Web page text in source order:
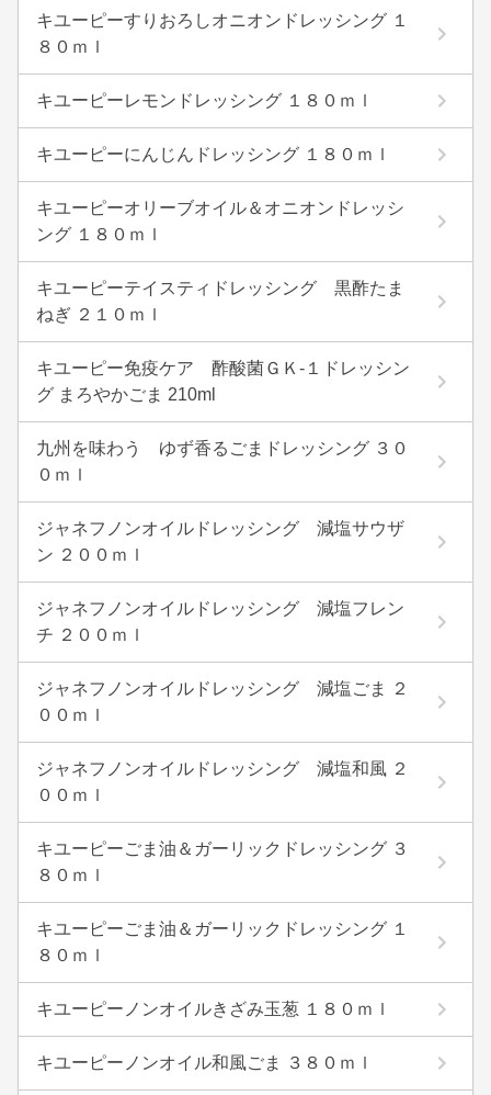
キユーピーすりおろしオニオンドレッシング １
８０ｍｌ
キユーピーレモンドレッシング １８０ｍｌ
キユーピーにんじんドレッシング １８０ｍｌ
キユーピーオリーブオイル＆オニオンドレッシ
ング １８０ｍｌ
キユーピーテイスティドレッシング 黒酢たま
ねぎ ２１０ｍｌ
キユーピー免疫ケア 酢酸菌ＧＫ-１ドレッシン
グ まろやかごま 210ml
九州を味わう ゆず香るごまドレッシング ３０
０ｍｌ
ジャネフノンオイルドレッシング 減塩サウザ
ン ２００ｍｌ
ジャネフノンオイルドレッシング 減塩フレン
チ ２００ｍｌ
ジャネフノンオイルドレッシング 減塩ごま ２
００ｍｌ
ジャネフノンオイルドレッシング 減塩和風 ２
００ｍｌ
キユーピーごま油＆ガーリックドレッシング ３
８０ｍｌ
キユーピーごま油＆ガーリックドレッシング １
８０ｍｌ
キユーピーノンオイルきざみ玉葱 １８０ｍｌ
キユーピーノンオイル和風ごま ３８０ｍｌ